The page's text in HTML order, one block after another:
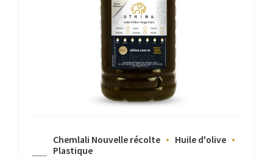
Chemlali Nouvelle récolte
Huile d'olive
Plastique